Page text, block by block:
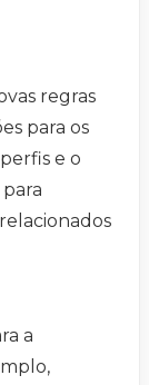
regras
para os
e o
a